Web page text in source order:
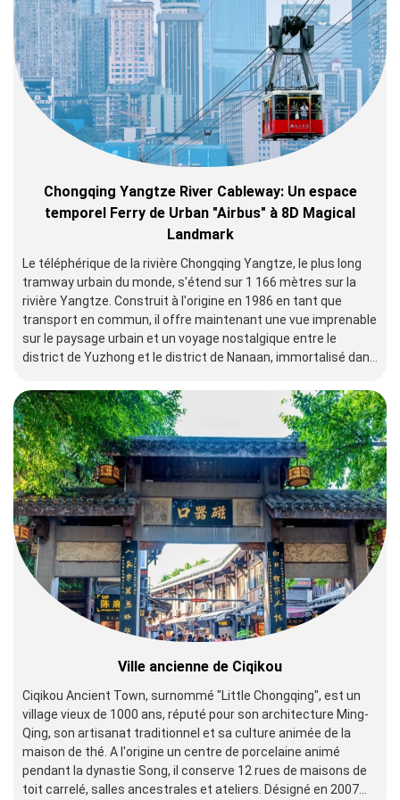
Chongqing Yangtze River Cableway: Un espace
temporel Ferry de Urban "Airbus" à 8D Magical
Landmark
Le téléphérique de la rivière Chongqing Yangtze, le plus long
tramway urbain du monde, s'étend sur 1 166 mètres sur la
rivière Yangtze. Construit à l'origine en 1986 en tant que
transport en commun, il offre maintenant une vue imprenable
sur le paysage urbain et un voyage nostalgique entre le
district de Yuzhong et le district de Nanaan, immortalisé dans
Ville ancienne de Ciqikou
Ciqikou Ancient Town, surnommé "Little Chongqing", est un
village vieux de 1000 ans, réputé pour son architecture Ming-
Qing, son artisanat traditionnel et sa culture animée de la
maison de thé. A l'origine un centre de porcelaine animé
pendant la dynastie Song, il conserve 12 rues de maisons de
toit carrelé, salles ancestrales et ateliers. Désigné en 2007